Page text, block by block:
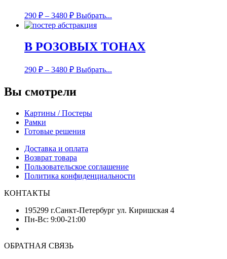
290 ₽ – 3480 ₽ Выбрать...
В РОЗОВЫХ ТОНАХ
290 ₽ – 3480 ₽ Выбрать...
Вы смотрели
Картины / Постеры
Рамки
Готовые решения
Доставка и оплата
Возврат товара
Пользовательское соглашение
Политика конфиденциальности
КОНТАКТЫ
195299 г.Санкт-Петербург ул. Киришская 4
Пн-Вс: 9:00-21:00
ОБРАТНАЯ СВЯЗЬ